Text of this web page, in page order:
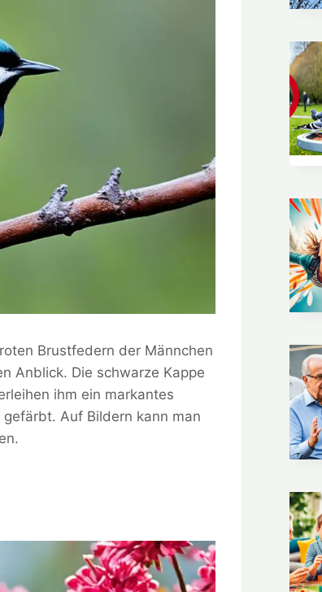
Brustfedern der Männchen
Anblick. Die schwarze Kappe
ihm ein markantes
Auf Bildern kann man